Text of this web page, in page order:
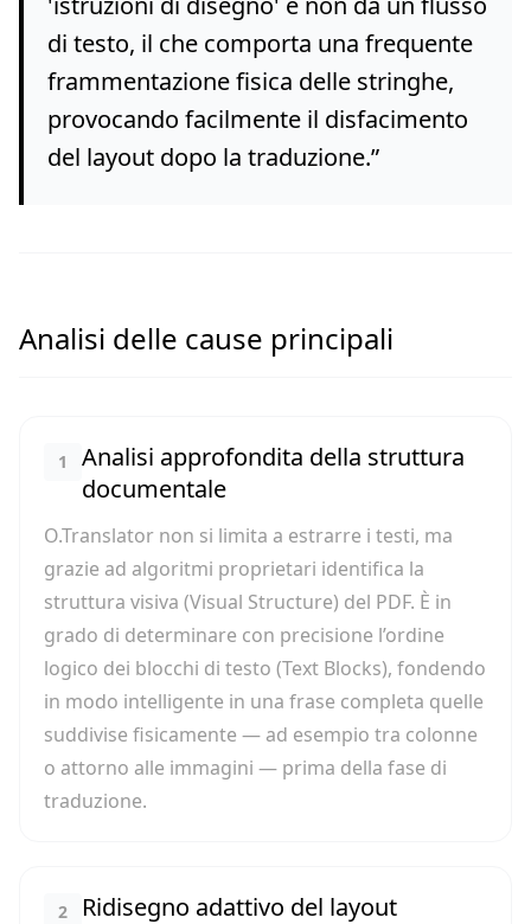
di testo, il che comporta una frequente
frammentazione fisica delle stringhe,
provocando facilmente il disfacimento
del layout dopo la traduzione.”
Analisi delle cause principali
1
Analisi approfondita della struttura
documentale
O.Translator non si limita a estrarre i testi, ma
grazie ad algoritmi proprietari identifica la
struttura visiva (Visual Structure) del PDF. È in
grado di determinare con precisione l’ordine
logico dei blocchi di testo (Text Blocks), fondendo
in modo intelligente in una frase completa quelle
suddivise fisicamente — ad esempio tra colonne
o attorno alle immagini — prima della fase di
traduzione.
2 Ridisegno adattivo del layout